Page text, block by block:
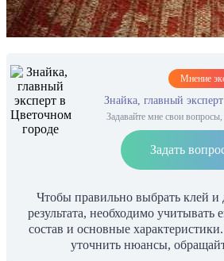
Мнение
Знайка, главный
Задавайте мне свои
Задать
Чтобы правильно выбрать клей и
результата, необходимо учитывать
состав и основные
уточнить нюансы,